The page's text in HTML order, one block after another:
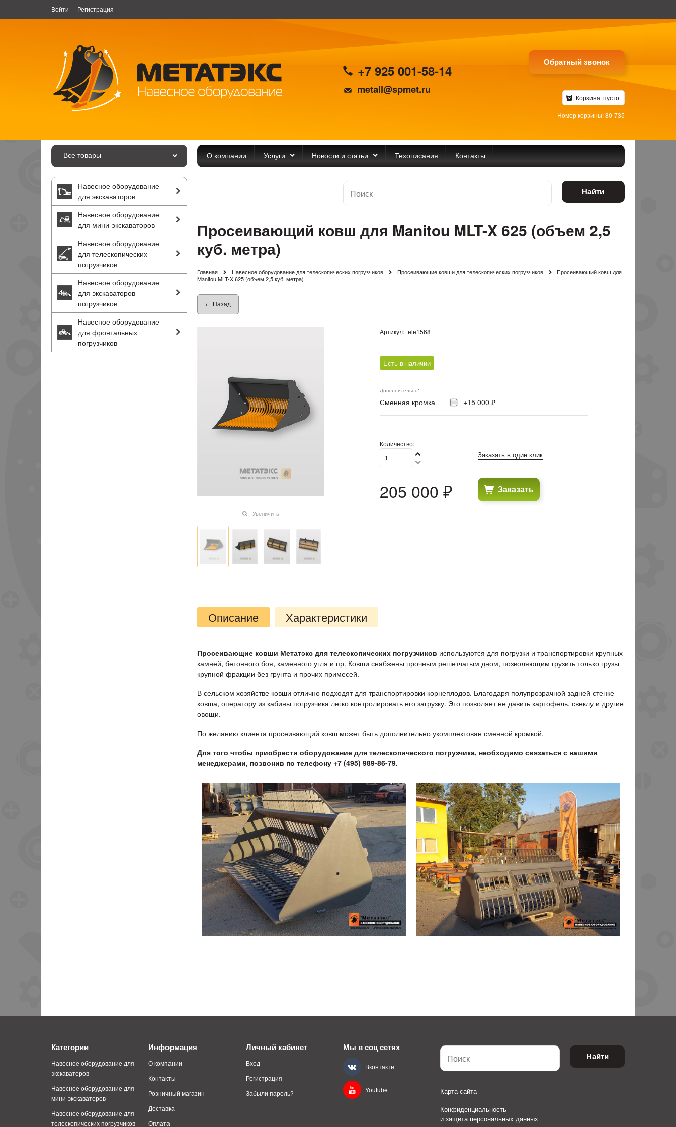
Войти Регистрация
+7 925 001-58-14
metall@spmet.ru
Обратный звонок
Корзина:пусто
Номер корзины: 80-735
Все товары О компании Услуги Новости и статьи Техописания Контакты
Навесное оборудование
для экскаваторов
Навесное оборудование
для мини-экскаваторов
Навесное оборудование
для телескопических
погрузчиков
Навесное оборудование
для экскаваторов-
погрузчиков
Навесное оборудование
для фронтальных
погрузчиков
Найти
Просеивающий ковш для Manitou MLT-X 625 (объем 2,5
куб. метра)
Главная Навесное оборудование для телескопических погрузчиков Просеивающие ковши для телескопических погрузчиков
Просеивающий ковш для
Manitou MLT-X 625 (объем 2,5 куб. метра)
← Назад
Увеличить
Артикул: tele1568
Есть в наличии
Дополнительно:
Сменная кромка +15 000 ₽
Количество:
205 000 ₽
Заказать в один клик
Заказать
Описание Характеристики
Просеивающие ковши Метатэкс для телескопических погрузчиков используются для погрузки и транспортировки крупных
камней, бетонного боя, каменного угля и пр. Ковши снабжены прочным решетчатым дном, позволяющим грузить только грузы
крупной фракции без грунта и прочих примесей.
В сельском хозяйстве ковши отлично подходят для транспортировки корнеплодов. Благодаря полупрозрачной задней стенке
ковша, оператору из кабины погрузчика легко контролировать его загрузку. Это позволяет не давить картофель, свеклу и другие
овощи.
По желанию клиента просеивающий ковш может быть дополнительно укомплектован сменной кромкой.
Для того чтобы приобрести оборудование для телескопического погрузчика, необходимо связаться с нашими
менеджерами, позвонив по телефону +7 (495) 989-86-79.
Категории
Навесное оборудование для
экскаваторов
Навесное оборудование для
мини-экскаваторов
Навесное оборудование для
телескопических погрузчиков
Информация
О компании
Контакты
Розничный магазин
Доставка
Оплата
Личный кабинет
Вход
Регистрация
Забыли пароль?
Мы в соц сетях
Вконтакте
Youtube
Найти
Карта сайта
Конфиденциальность
и защита персональных данных